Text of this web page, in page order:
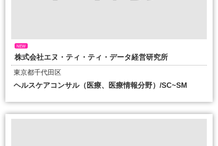
NEW
株式会社エヌ・ティ・ティ・データ経営研究所
東京都千代田区
ヘルスケアコンサル（医療、医療情報分野）/SC~SM